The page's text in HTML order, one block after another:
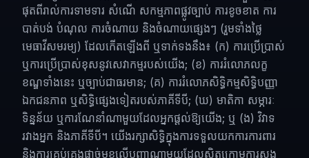
ផុតពីរាល់ការទាមទារ សំណើ សកម្មភាពផ្លូវច្បាប់ ការខូចខាត ការ
បាត់បង់ បំណុល ការចំណាយ និងចំណាយផ្សេងៗ (រួមទាំងថ្លៃ
មេធាវីសមរម្យ) ដែលកើតឡើងពី ឬទាក់ទងនឹង៖ (ក) ការប្រើប្រាស់
ឬការប្រើប្រាស់ខុសនូវសេវាកម្មរបស់យើង; (ខ) ការរំលោភលក្ខ
ខណ្ឌទាំងនេះ ឬច្បាប់ជាធរមាន; (គ) ការរំលោភសិទ្ធិកម្មសិទ្ធិបញ្ញា
ឯកជនភាព ឬសិទ្ធិផ្សេងទៀតរបស់ភាគីទីបី; (ឃ) មាតិកា សម្ភារៈ
ទិន្នន័យ ឬការណែនាំណាមួយដែលអ្នកផ្តល់ឱ្យយើង; ឬ (ង) វិវាទ
រវាងអ្នក និងភាគីទីបី។ យើងរក្សាសិទ្ធិក្នុងការទទួលយកការការពារ
និងការគ្រប់គ្រងផ្តាច់មុខលើបញ្ហាណាមួយដែលស្ថិតក្រោមការសង